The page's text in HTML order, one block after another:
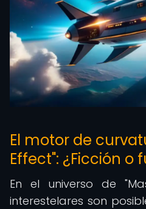
El motor de
Effect": ¿Ficción o
En el universo de
interestelares son